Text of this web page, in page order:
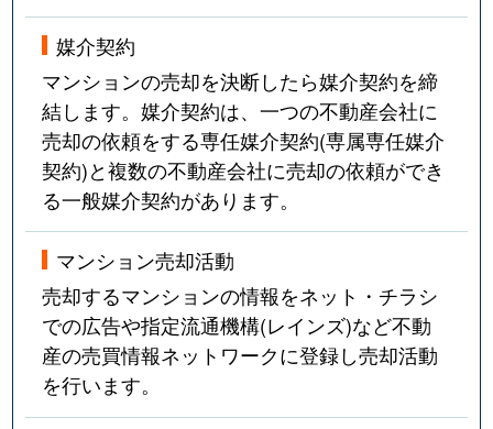
媒介契約
マンションの売却を決断したら媒介契約を締
結します。媒介契約は、一つの不動産会社に
売却の依頼をする専任媒介契約(専属専任媒介
契約)と複数の不動産会社に売却の依頼ができ
る一般媒介契約があります。
マンション売却活動
売却するマンションの情報をネット・チラシ
での広告や指定流通機構(レインズ)など不動
産の売買情報ネットワークに登録し売却活動
を行います。